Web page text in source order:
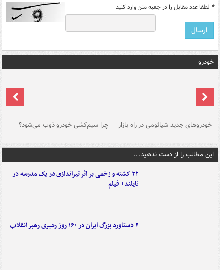
* لطفا عدد مقابل را در جعبه متن وارد کنید
خودرو
خودروهای جدید شیائومی در راه بازار چرا سیم‌کشی خودرو ذوب می‌شود؟
این مطالب را از دست ندهید....
۲۲ کشته و زخمی بر اثر تیراندازی در یک مدرسه در
تایلند+ فیلم
۶ دستاورد بزرگ ایران در ۱۶۰ روز رهبری رهبر انقلاب